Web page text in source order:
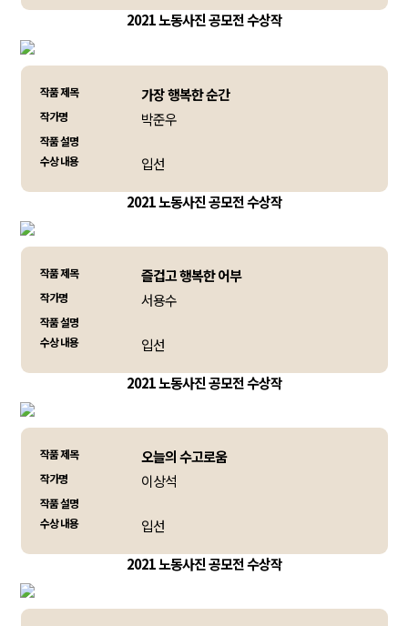
2021 노동사진 공모전 수상작
작품 제목 가장 행복한 순간
작가명 박준우
작품 설명
수상 내용
입선
2021 노동사진 공모전 수상작
작품 제목 즐겁고 행복한 어부
작가명 서용수
작품 설명
수상 내용
입선
2021 노동사진 공모전 수상작
작품 제목 오늘의 수고로움
작가명 이상석
작품 설명
수상 내용
입선
2021 노동사진 공모전 수상작